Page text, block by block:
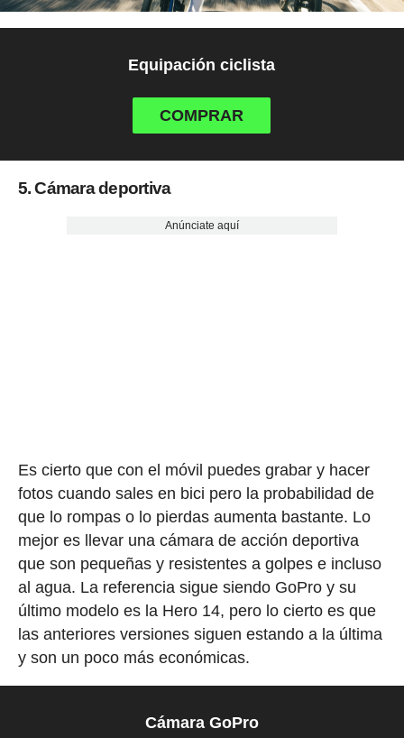
Equipación ciclista
COMPRAR
5. Cámara deportiva
Anúnciate aquí
Es cierto que con el móvil puedes grabar y hacer
fotos cuando sales en bici pero la probabilidad de
que lo rompas o lo pierdas aumenta bastante. Lo
mejor es llevar una cámara de acción deportiva
que son pequeñas y resistentes a golpes e incluso
al agua. La referencia sigue siendo GoPro y su
último modelo es la Hero 14, pero lo cierto es que
las anteriores versiones siguen estando a la última
y son un poco más económicas.
Cámara GoPro